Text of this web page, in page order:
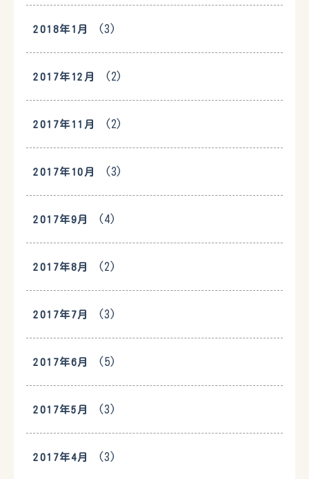
2018年1月 (3)
2017年12月 (2)
2017年11月 (2)
2017年10月 (3)
2017年9月 (4)
2017年8月 (2)
2017年7月 (3)
2017年6月 (5)
2017年5月 (3)
2017年4月 (3)